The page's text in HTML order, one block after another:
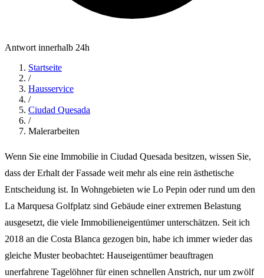
Antwort innerhalb 24h
Startseite
/
Hausservice
/
Ciudad Quesada
/
Malerarbeiten
Wenn Sie eine Immobilie in Ciudad Quesada besitzen, wissen Sie,
dass der Erhalt der Fassade weit mehr als eine rein ästhetische
Entscheidung ist. In Wohngebieten wie Lo Pepin oder rund um den
La Marquesa Golfplatz sind Gebäude einer extremen Belastung
ausgesetzt, die viele Immobilieneigentümer unterschätzen. Seit ich
2018 an die Costa Blanca gezogen bin, habe ich immer wieder das
gleiche Muster beobachtet: Hauseigentümer beauftragen
unerfahrene Tagelöhner für einen schnellen Anstrich, nur um zwölf